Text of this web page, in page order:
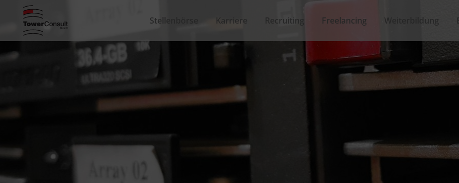
Stellenbörse Karriere Recruiting Freelancing Weiterbildung